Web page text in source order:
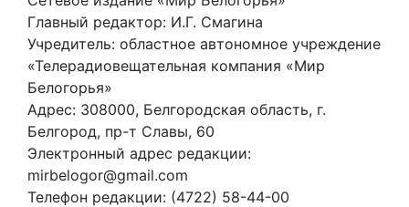
Главный редактор: И.Г. Смагина
Учредитель: областное автономное учреждение
«Телерадиовещательная компания «Мир
Белогорья»
Адрес: 308000, Белгородская область, г.
Белгород, пр-т Славы, 60
Электронный адрес редакции:
mirbelogor@gmail.com
Телефон редакции: (4722) 58-44-00